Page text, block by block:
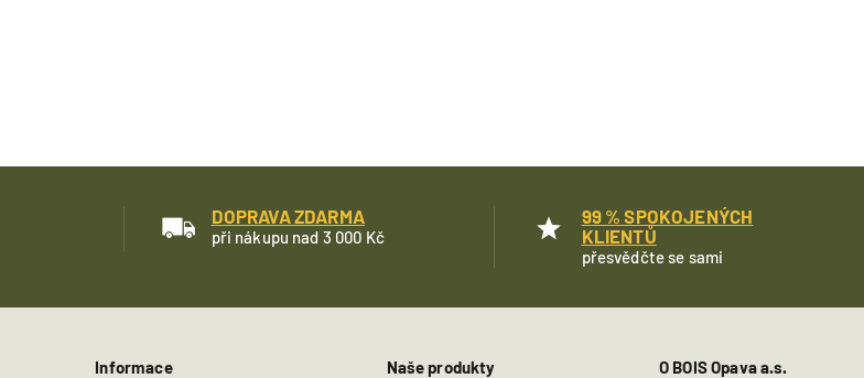
DOPRAVA ZDARMA
při nákupu nad 3 000 Kč
99 % SPOKOJENÝCH
KLIENTŮ
přesvědčte se sami
Informace Naše produkty O BOIS Opava a.s.